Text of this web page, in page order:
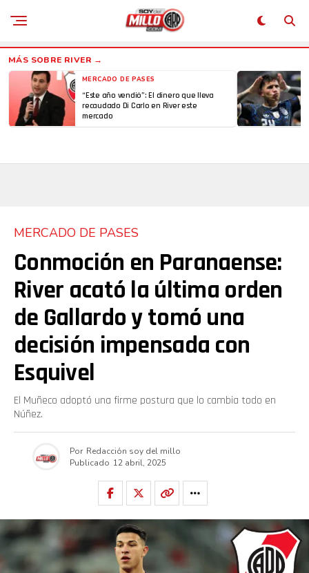
MERCADO DE PASES
“Este año vendió”: El dinero que lleva
recaudado Di Carlo en River este
mercado
MERCADO DE PASES
Conmoción en Paranaense:
River acató la última orden
de Gallardo y tomó una
decisión impensada con
Esquivel
El Muñeco adoptó una firme postura que lo cambia todo en
Núñez.
Por Redacción soy del millo
Publicado 12 abril, 2025